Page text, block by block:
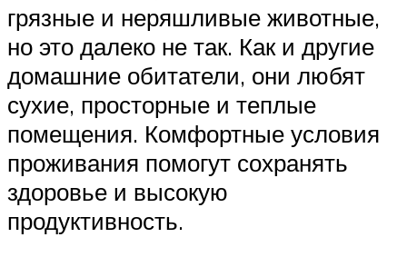
грязные и неряшливые животные,
но это далеко не так. Как и другие
домашние обитатели, они любят
сухие, просторные и теплые
помещения. Комфортные условия
проживания помогут сохранять
здоровье и высокую
продуктивность.